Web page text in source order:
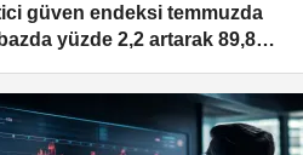
güven endeksi temmuzda
yüzde 2,2 artarak 89,8